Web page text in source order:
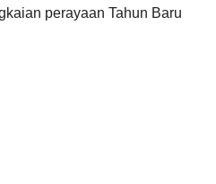
perayaan Tahun Baru